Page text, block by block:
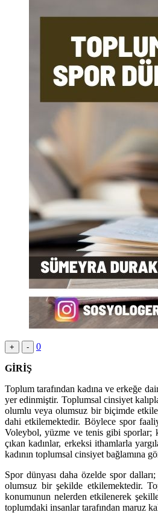
+ - 0
GİRİŞ
Toplum tarafından kadına ve erkeğe
yer edinmiştir. Toplumsal cinsiyet
olumlu veya olumsuz bir biçimde
dahi etkilemektedir. Böylece spor
Voleybol, yüzme ve tenis gibi sporlar;
çıkan kadınlar, erkeksi ithamlarla
kadının toplumsal cinsiyet bağlamına
Spor dünyası daha özelde spor
olumsuz bir şekilde etkilemektedir.
konumunun nelerden etkilenerek
toplumdaki insanlar tarafından maruz